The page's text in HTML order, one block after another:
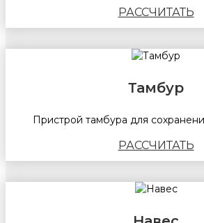
РАССЧИТАТЬ
Тамбур
Пристрой тамбура для
РАССЧИТАТЬ